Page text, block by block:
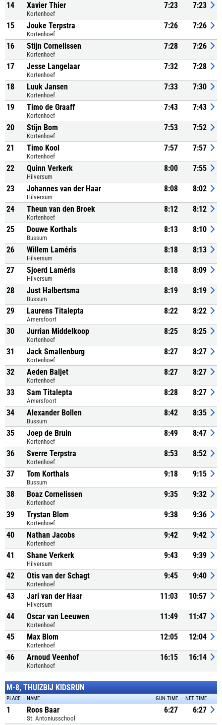
14 Xavier Thier
Kortenhoef
7:23 7:23
15 Jouke Terpstra
Kortenhoef
7:26 7:26
16 Stijn Cornelissen
Kortenhoef
7:28 7:26
17 Jesse Langelaar
Kortenhoef
7:32 7:28
18 Luuk Jansen
Kortenhoef
7:33 7:30
19 Timo de Graaff
Kortenhoef
7:43 7:43
20 Stijn Bom
Kortenhoef
7:53 7:52
21 Timo Kool
Kortenhoef
7:57 7:57
22 Quinn Verkerk
Hilversum
8:00 7:55
23 Johannes van der Haar
Hilversum
8:08 8:02
24 Theun van den Broek
Kortenhoef
8:12 8:12
25 Douwe Korthals
Bussum
8:13 8:10
26 Willem Laméris
Hilversum
8:18 8:13
27 Sjoerd Laméris
Hilversum
8:18 8:09
28 Just Halbertsma
Bussum
8:19 8:19
29 Laurens Titalepta
Amersfoort
8:22 8:22
30 Jurrian Middelkoop
Kortenhoef
8:25 8:25
31 Jack Smallenburg
Kortenhoef
8:27 8:27
32 Aeden Baljet
Kortenhoef
8:27 8:27
33 Sam Titalepta
Amersfoort
8:28 8:27
34 Alexander Bollen
Bussum
8:42 8:35
35 Joep de Bruin
Kortenhoef
8:49 8:47
36 Sverre Terpstra
Kortenhoef
8:53 8:52
37 Tom Korthals
Bussum
9:18 9:15
38 Boaz Cornelissen
Kortenhoef
9:35 9:32
39 Trystan Blom
Kortenhoef
9:38 9:36
40 Nathan Jacobs
Kortenhoef
9:42 9:42
41 Shane Verkerk
Hilversum
9:43 9:39
42 Otis van der Schagt
Kortenhoef
9:45 9:40
43 Jari van der Haar
Hilversum
11:03 10:57
44 Oscar van Leeuwen
Kortenhoef
11:49 11:47
45 Max Blom
Kortenhoef
12:05 12:04
46 Arnoud Veenhof
Kortenhoef
16:15 16:14
M-8, THUIZBIJ KIDSRUN
PLACE NAME GUN TIME NET TIME
1 Roos Baar
St. Antoniusschool
6:27 6:27